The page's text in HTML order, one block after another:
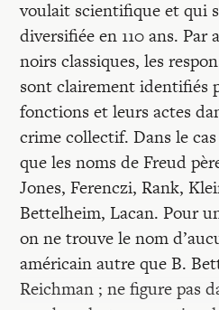
voulait scientifique et qui
diversifiée en 110 ans. Par
noirs classiques, les
sont clairement identifiés
fonctions et leurs actes
crime collectif. Dans le
que les noms de Freud
Jones, Ferenczi, Rank,
Bettelheim, Lacan. Pour
on ne trouve le nom
américain autre que B.
Reichman ; ne figure pas